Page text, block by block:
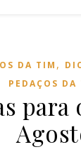
DA TIM ,
PEDAÇOS DA
para